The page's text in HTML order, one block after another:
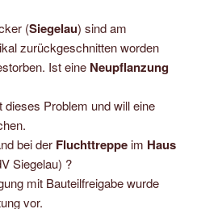
(Siegelau) sind am
zurückgeschnitten worden
Ist eine Neupflanzung
Problem und will eine
bei der Fluchttreppeim Haus
Siegelau) ?
mit Bauteilfreigabe wurde
vor.